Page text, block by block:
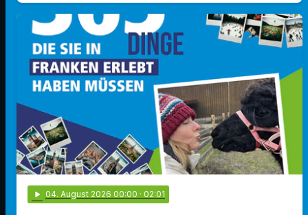
play_arrow 04. August 2026 00:00 · 02:01